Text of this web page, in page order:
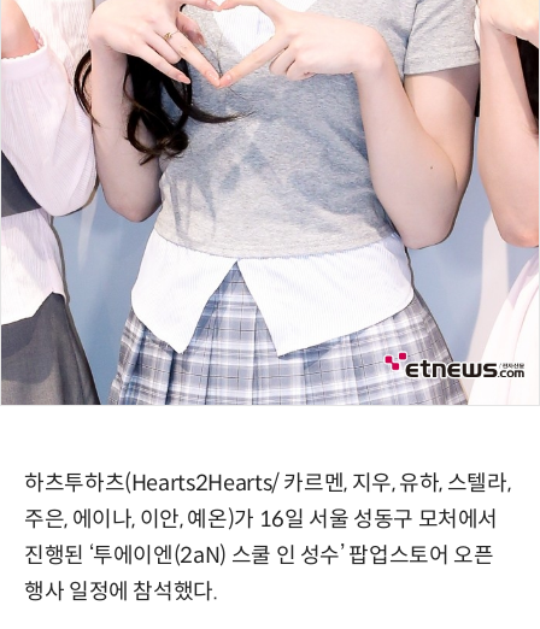
하츠투하츠(Hearts2Hearts/ 카르멘, 지우, 유하, 스텔라,
주은, 에이나, 이안, 예온)가 16일 서울 성동구 모처에서
진행된 ‘투에이엔(2aN) 스쿨 인 성수’ 팝업스토어 오픈
행사 일정에 참석했다.